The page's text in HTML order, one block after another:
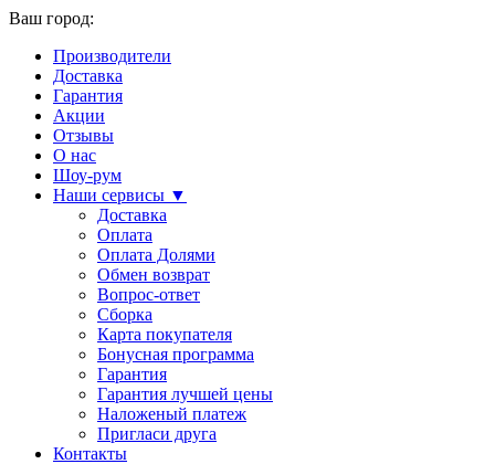
Ваш город:
Производители
Доставка
Гарантия
Акции
Отзывы
О нас
Шоу-рум
Наши сервисы ▼
Доставка
Оплата
Оплата Долями
Обмен возврат
Вопрос-ответ
Сборка
Карта покупателя
Бонусная программа
Гарантия
Гарантия лучшей цены
Наложеный платеж
Пригласи друга
Контакты